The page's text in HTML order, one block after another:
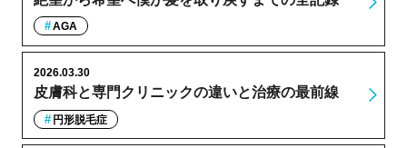
AGA
皮膚科と専門クリニックの違いと治療の最前線
2026.03.30
円形脱毛症